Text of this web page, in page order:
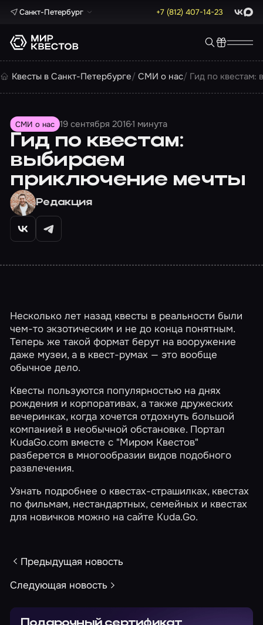
Санкт-Петербург +7 (812) 407-14-23 Max
Квесты в Санкт-Петербурге СМИ о нас Гид по квестам:
СМИ о нас 19 сентября 20161 минута
Гид по квестам:
выбираем
приключение мечты
Редакция
Несколько лет назад квесты в реальности были
чем-то экзотическим и не до конца понятным.
Теперь же такой формат берут на вооружение
даже музеи, а в квест-румах — это вообще
обычное дело.
Квесты пользуются популярностью на днях
рождения и корпоративах, а также дружеских
вечеринках, когда хочется отдохнуть большой
компанией в необычной обстановке. Портал
KudaGo.com вместе с "Миром Квестов"
разберется в многообразии видов подобного
развлечения.
Узнать подробнее о квестах-страшилках, квестах
по фильмам, нестандартных, семейных и квестах
для новичков можно на сайте Kuda.Go.
Предыдущая новость
Следующая новость